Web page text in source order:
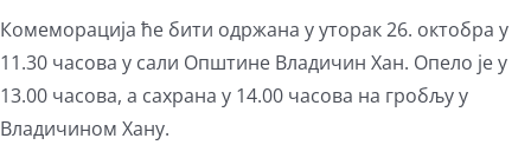
Комеморација ће бити одржана у уторак 26. октобра у
11.30 часова у сали Општине Владичин Хан. Опело је у
13.00 часова, а сахрана у 14.00 часова на гробљу у
Владичином Хану.